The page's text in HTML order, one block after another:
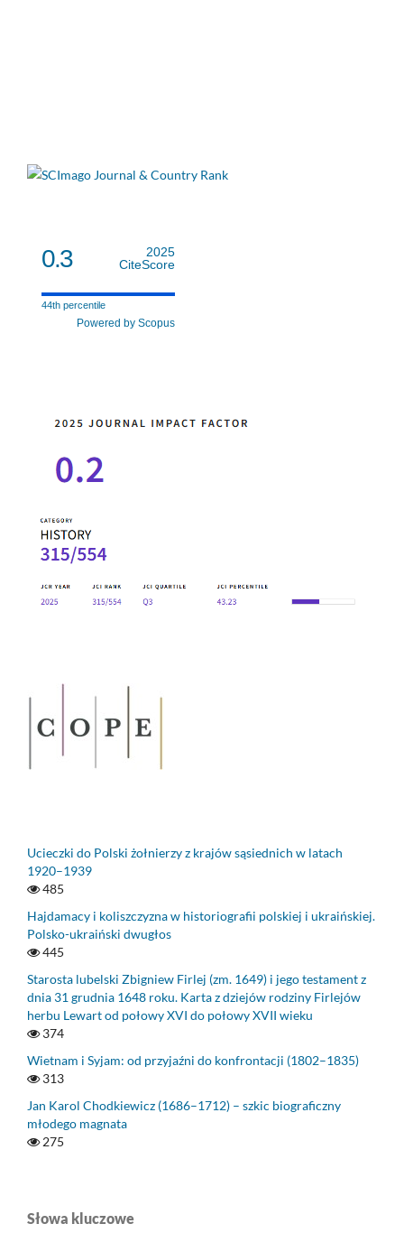
0.3
2025
CiteScore
44th percentile
Powered by Scopus
Ucieczki do Polski żołnierzy z krajów sąsiednich w latach
1920–1939
485
Hajdamacy i koliszczyzna w historiografii polskiej i ukraińskiej.
Polsko-ukraiński dwugłos
445
Starosta lubelski Zbigniew Firlej (zm. 1649) i jego testament z
dnia 31 grudnia 1648 roku. Karta z dziejów rodziny Firlejów
herbu Lewart od połowy XVI do połowy XVII wieku
374
Wietnam i Syjam: od przyjaźni do konfrontacji (1802–1835)
313
Jan Karol Chodkiewicz (1686–1712) – szkic biograficzny
młodego magnata
275
Słowa kluczowe